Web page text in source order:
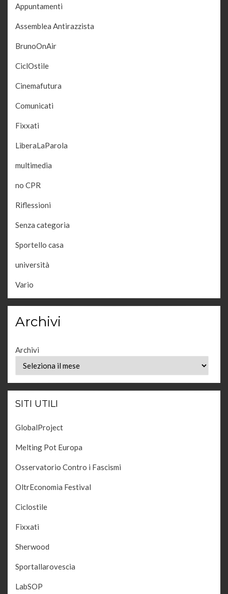
Appuntamenti
Assemblea Antirazzista
BrunoOnAir
CiclOstile
Cinemafutura
Comunicati
Fixxati
LiberaLaParola
multimedia
no CPR
Riflessioni
Senza categoria
Sportello casa
università
Vario
Archivi
Archivi
SITI UTILI
GlobalProject
Melting Pot Europa
Osservatorio Contro i Fascismi
OltrEconomia Festival
Ciclostile
Fixxati
Sherwood
Sportallarovescia
LabSOP